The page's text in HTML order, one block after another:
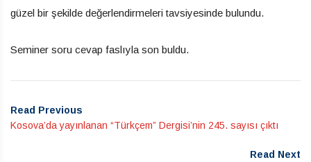
güzel bir şekilde değerlendirmeleri tavsiyesinde bulundu.
Seminer soru cevap faslıyla son buldu.
Read Previous
Kosova’da yayınlanan “Türkçem” Dergisi’nin 245. sayısı çıktı
Read Next